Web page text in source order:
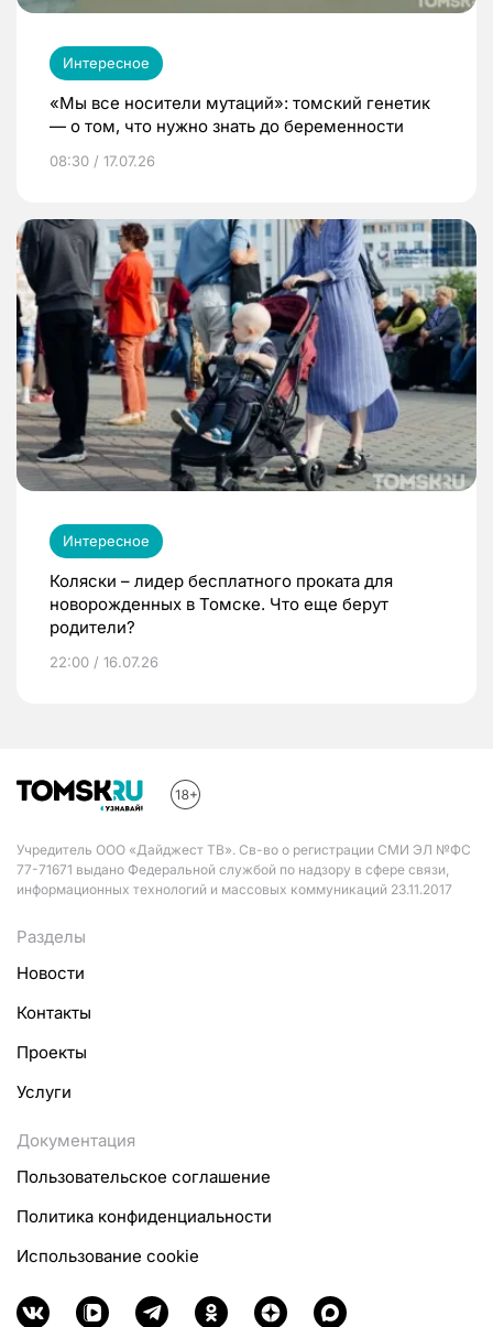
Интересное
«Мы все носители мутаций»: томский генетик
— о том, что нужно знать до беременности
08:30 / 17.07.26
Интересное
Коляски – лидер бесплатного проката для
новорожденных в Томске. Что еще берут
родители?
22:00 / 16.07.26
Учредитель ООО «Дайджест ТВ». Св-во о регистрации СМИ ЭЛ №ФС
77-71671 выдано Федеральной службой по надзору в сфере связи,
информационных технологий и массовых коммуникаций 23.11.2017
Разделы
Новости
Контакты
Проекты
Услуги
Документация
Пользовательское соглашение
Политика конфиденциальности
Использование cookie